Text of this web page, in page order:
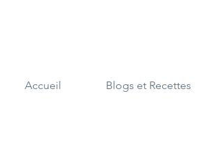
Accueil Blogs et Recettes